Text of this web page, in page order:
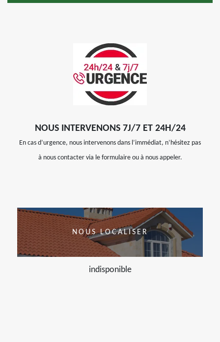
NOUS INTERVENONS 7J/7 ET 24H/24
En cas d’urgence, nous intervenons dans l’immédiat, n’hésitez pas
à nous contacter via le formulaire ou à nous appeler.
NOUS LOCALISER
indisponible